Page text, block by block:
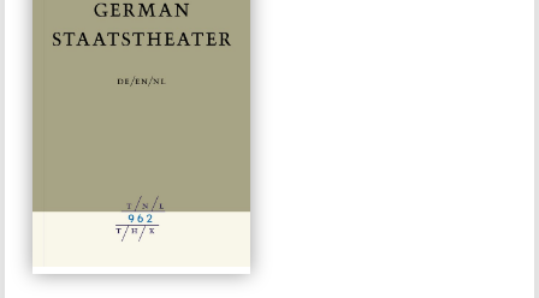
GERMAN
#962
€ 15,00